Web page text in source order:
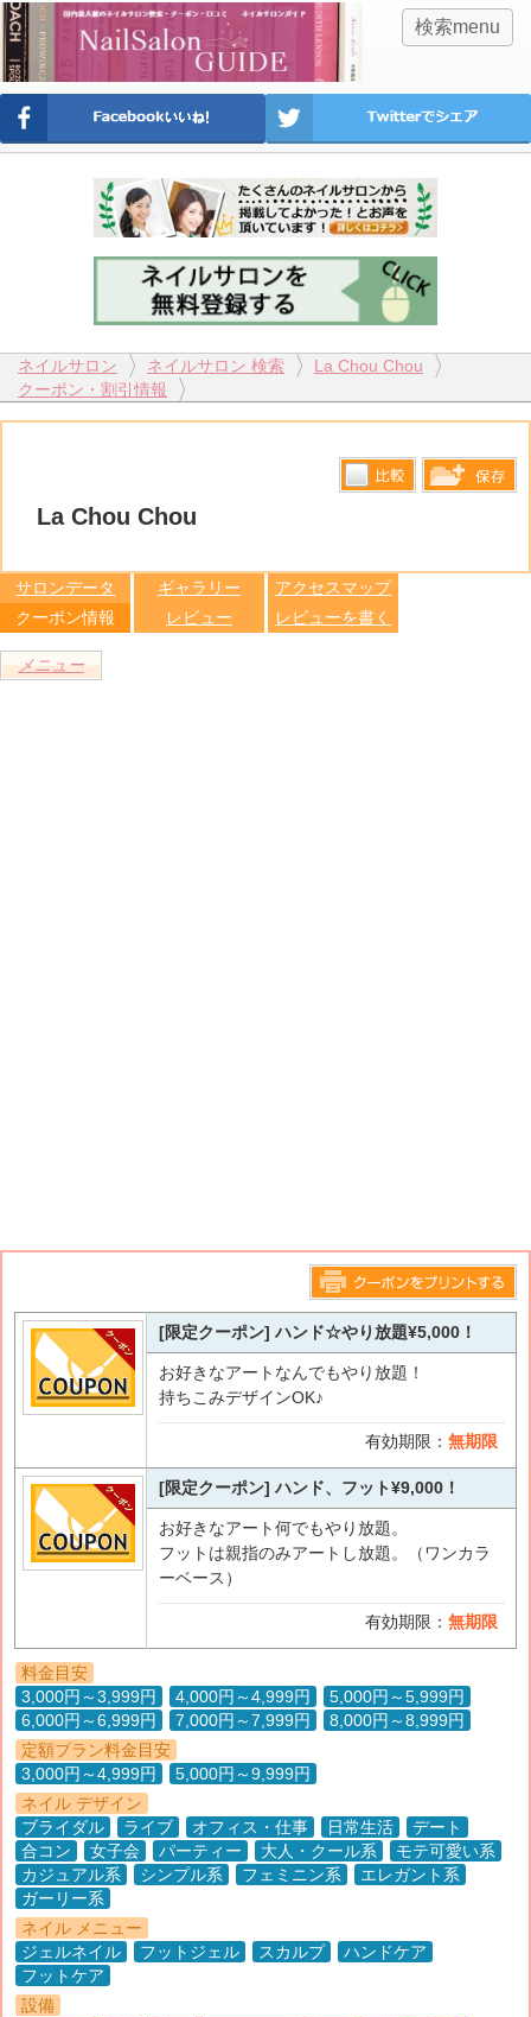
検索menu
ネイルサロン ネイルサロン 検索
La Chou Chou
クーポン・割引情報
La Chou Chou
サロンデータ ギャラリー
アクセスマップ
クーポン情報
レビュー レビューを書く
メニュー
このページをプリントする
[限定クーポン] ハンド☆やり放題¥5,000！
お好きなアートなんでもやり放題！
持ちこみデザインOK♪
有効期限： 無期限
[限定クーポン] ハンド、フット¥9,000！
お好きなアート何でもやり放題。
フットは親指のみアートし放題。（ワンカラ
ーベース）
有効期限： 無期限
料金目安
3,000円～3,999円
4,000円～4,999円
5,000円～5,999円
6,000円～6,999円
7,000円～7,999円
8,000円～8,999円
定額プラン料金目安
3,000円～4,999円
5,000円～9,999円
ネイル デザイン
ブライダル
ライブ オフィス・仕事 日常生活
デート
合コン
女子会 パーティー 大人・クール系
モテ可愛い系
カジュアル系
シンプル系 フェミニン系
エレガント系
ガーリー系
ネイル メニュー
ジェルネイル
フットジェル スカルプ
ハンドケア
フットケア
設備